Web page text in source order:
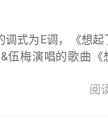
式为E调，《想起
伍梅演唱的歌曲《
阅